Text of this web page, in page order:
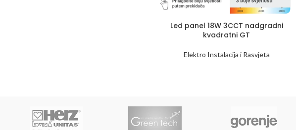
Led panel 18W 3CCT nadgradni
kvadratni GT
Elektro Instalacija i Rasvjeta